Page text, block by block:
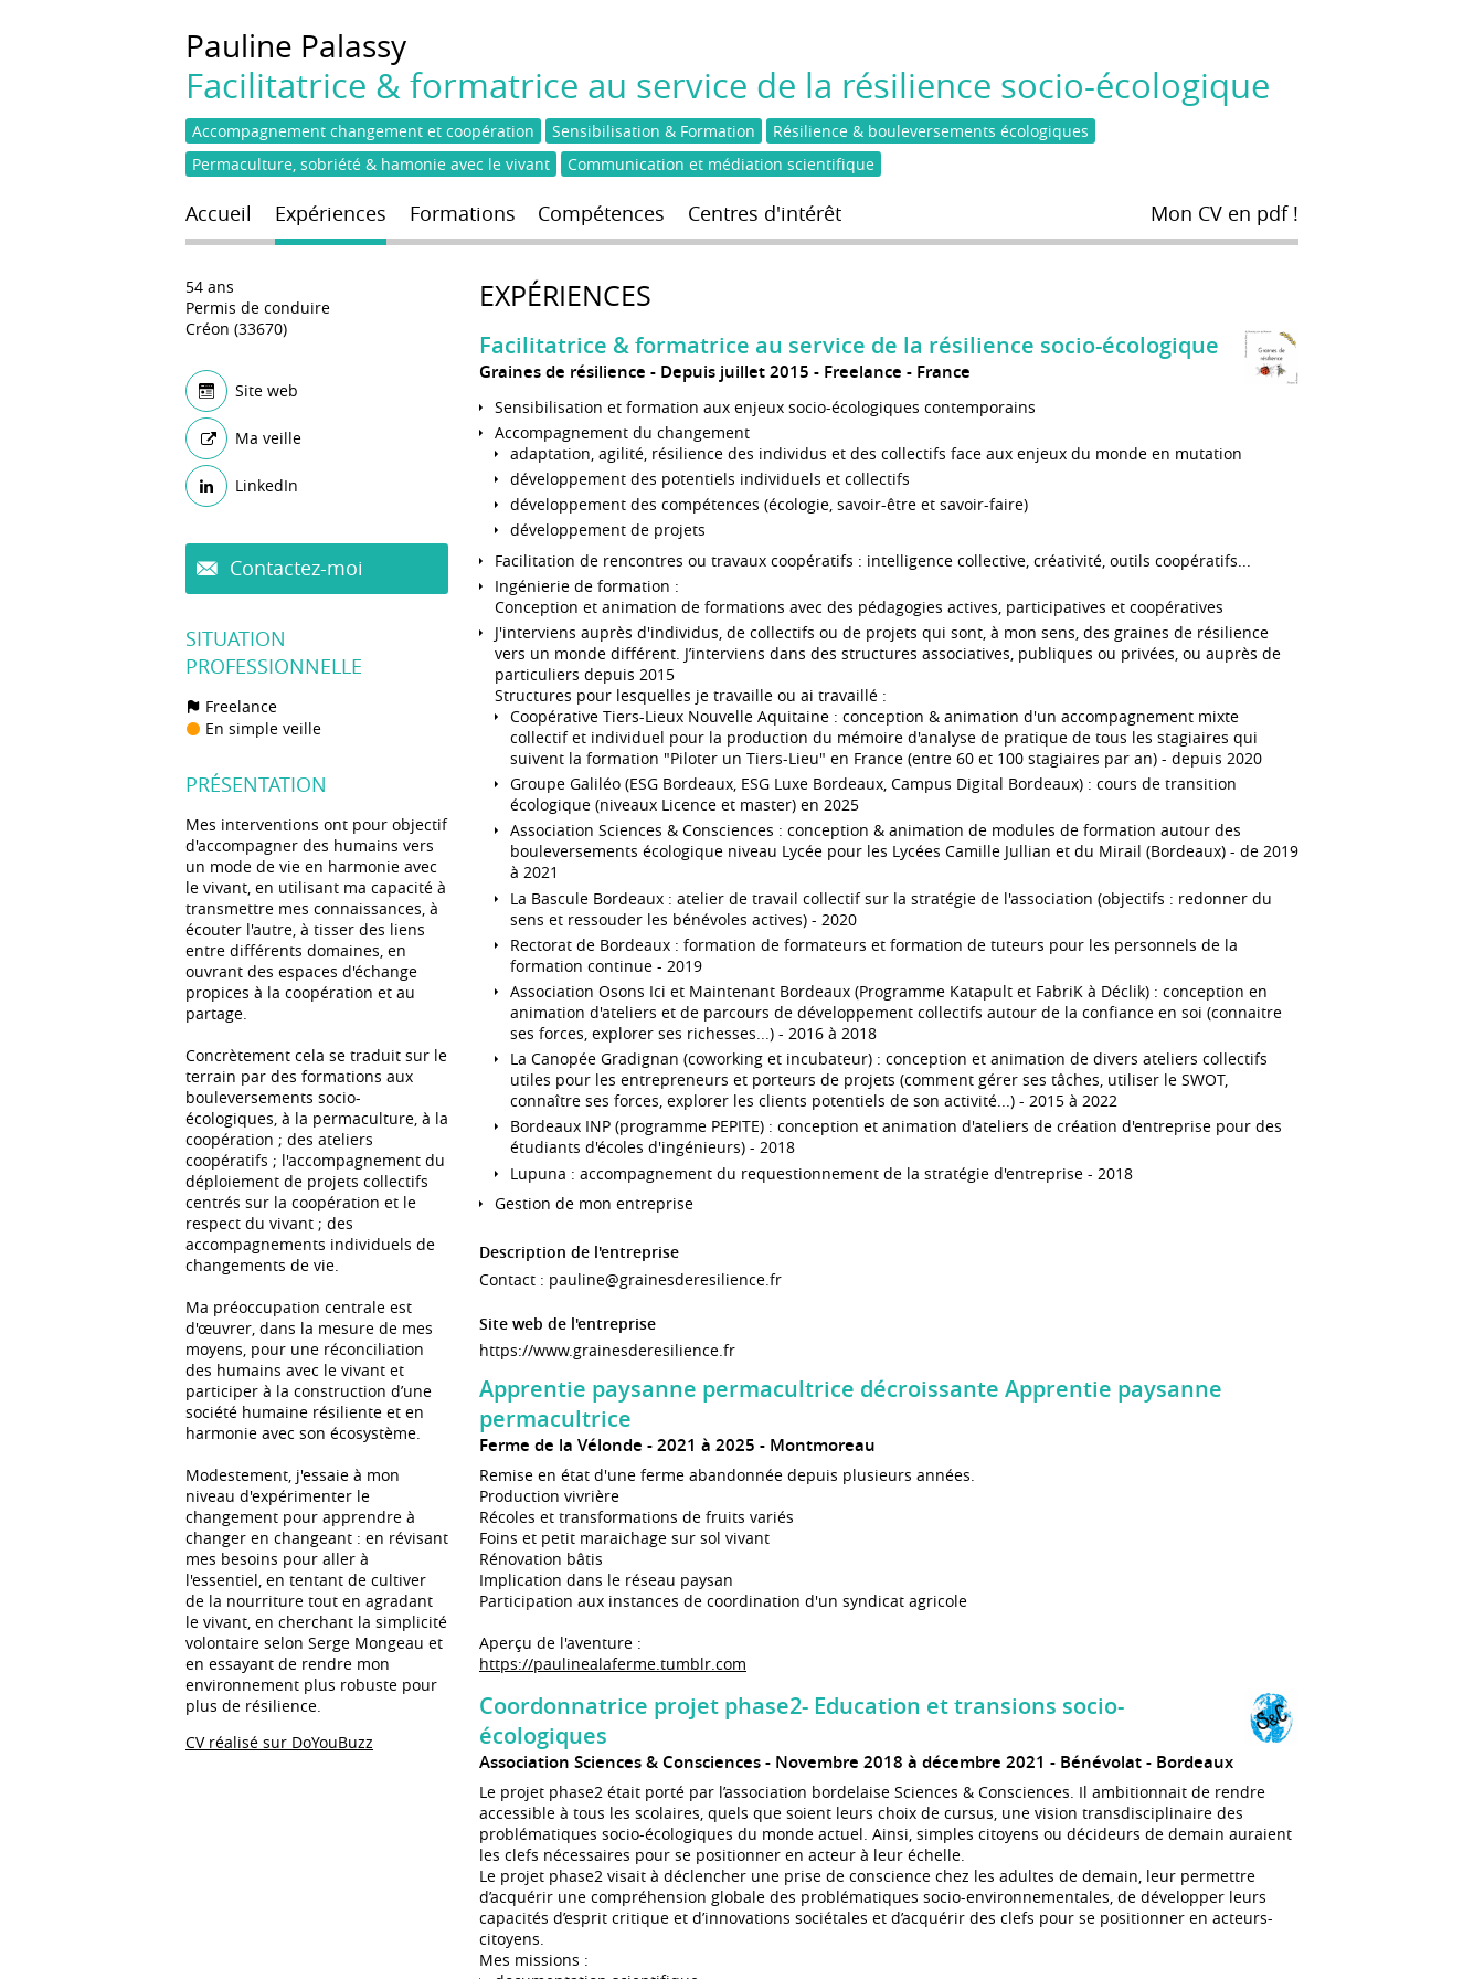
Pauline Palassy
Facilitatrice & formatrice au service de la résilience socio-écologique
Accompagnement changement et coopération Sensibilisation & Formation
Résilience & bouleversements écologiques
Permaculture, sobriété & hamonie avec le vivant
Communication et médiation scientifique
Accueil Expériences Formations Compétences Centres d'intérêt Mon CV en pdf !
54 ans
Permis de conduire
Créon (33670)
Site web
Ma veille
LinkedIn
Contactez-moi
SITUATION
PROFESSIONNELLE
Freelance
En simple veille
PRÉSENTATION
Mes interventions ont pour objectif
d'accompagner des humains vers
un mode de vie en harmonie avec
le vivant, en utilisant ma capacité à
transmettre mes connaissances, à
écouter l'autre, à tisser des liens
entre différents domaines, en
ouvrant des espaces d'échange
propices à la coopération et au
partage.
Concrètement cela se traduit sur le
terrain par des formations aux
bouleversements socio-
écologiques, à la permaculture, à la
coopération ; des ateliers
coopératifs ; l'accompagnement du
déploiement de projets collectifs
centrés sur la coopération et le
respect du vivant ; des
accompagnements individuels de
changements de vie.
Ma préoccupation centrale est
d'œuvrer, dans la mesure de mes
moyens, pour une réconciliation
des humains avec le vivant et
participer à la construction d’une
société humaine résiliente et en
harmonie avec son écosystème.
Modestement, j'essaie à mon
niveau d'expérimenter le
changement pour apprendre à
changer en changeant : en révisant
mes besoins pour aller à
l'essentiel, en tentant de cultiver
de la nourriture tout en agradant
le vivant, en cherchant la simplicité
volontaire selon Serge Mongeau et
en essayant de rendre mon
environnement plus robuste pour
plus de résilience.
CV réalisé sur DoYouBuzz
EXPÉRIENCES
Facilitatrice & formatrice au service de la résilience socio-écologique
Graines de résilience Depuis juillet 2015 Freelance France
Sensibilisation et formation aux enjeux socio-écologiques contemporains
Accompagnement du changement
adaptation, agilité, résilience des individus et des collectifs face aux enjeux du monde en mutation
développement des potentiels individuels et collectifs
développement des compétences (écologie, savoir-être et savoir-faire)
développement de projets
Facilitation de rencontres ou travaux coopératifs : intelligence collective, créativité, outils coopératifs...
Ingénierie de formation :
Conception et animation de formations avec des pédagogies actives, participatives et coopératives
J'interviens auprès d'individus, de collectifs ou de projets qui sont, à mon sens, des graines de résilience
vers un monde différent. J’interviens dans des structures associatives, publiques ou privées, ou auprès de
particuliers depuis 2015
Structures pour lesquelles je travaille ou ai travaillé :
Coopérative Tiers-Lieux Nouvelle Aquitaine : conception & animation d'un accompagnement mixte
collectif et individuel pour la production du mémoire d'analyse de pratique de tous les stagiaires qui
suivent la formation "Piloter un Tiers-Lieu" en France (entre 60 et 100 stagiaires par an) - depuis 2020
Groupe Galiléo (ESG Bordeaux, ESG Luxe Bordeaux, Campus Digital Bordeaux) : cours de transition
écologique (niveaux Licence et master) en 2025
Association Sciences & Consciences : conception & animation de modules de formation autour des
bouleversements écologique niveau Lycée pour les Lycées Camille Jullian et du Mirail (Bordeaux) - de 2019
à 2021
La Bascule Bordeaux : atelier de travail collectif sur la stratégie de l'association (objectifs : redonner du
sens et ressouder les bénévoles actives) - 2020
Rectorat de Bordeaux : formation de formateurs et formation de tuteurs pour les personnels de la
formation continue - 2019
Association Osons Ici et Maintenant Bordeaux (Programme Katapult et FabriK à Déclik) : conception en
animation d'ateliers et de parcours de développement collectifs autour de la confiance en soi (connaitre
ses forces, explorer ses richesses...) - 2016 à 2018
La Canopée Gradignan (coworking et incubateur) : conception et animation de divers ateliers collectifs
utiles pour les entrepreneurs et porteurs de projets (comment gérer ses tâches, utiliser le SWOT,
connaître ses forces, explorer les clients potentiels de son activité...) - 2015 à 2022
Bordeaux INP (programme PEPITE) : conception et animation d'ateliers de création d'entreprise pour des
étudiants d'écoles d'ingénieurs) - 2018
Lupuna : accompagnement du requestionnement de la stratégie d'entreprise - 2018
Gestion de mon entreprise
Description de l'entreprise
Contact : pauline@grainesderesilience.fr
Site web de l'entreprise
https://www.grainesderesilience.fr
Apprentie paysanne permacultrice décroissante Apprentie paysanne
permacultrice
Ferme de la Vélonde 2021 à 2025 Montmoreau
Remise en état d'une ferme abandonnée depuis plusieurs années.
Production vivrière
Récoles et transformations de fruits variés
Foins et petit maraichage sur sol vivant
Rénovation bâtis
Implication dans le réseau paysan
Participation aux instances de coordination d'un syndicat agricole
Aperçu de l'aventure :
https://paulinealaferme.tumblr.com
Coordonnatrice projet phase2- Education et transions socio-
écologiques
Association Sciences & Consciences Novembre 2018 à décembre 2021 Bénévolat Bordeaux
Le projet phase2 était porté par l’association bordelaise Sciences & Consciences. Il ambitionnait de rendre
accessible à tous les scolaires, quels que soient leurs choix de cursus, une vision transdisciplinaire des
problématiques socio-écologiques du monde actuel. Ainsi, simples citoyens ou décideurs de demain auraient
les clefs nécessaires pour se positionner en acteur à leur échelle.
Le projet phase2 visait à déclencher une prise de conscience chez les adultes de demain, leur permettre
d’acquérir une compréhension globale des problématiques socio-environnementales, de développer leurs
capacités d’esprit critique et d’innovations sociétales et d’acquérir des clefs pour se positionner en acteurs-
citoyens.
Mes missions :